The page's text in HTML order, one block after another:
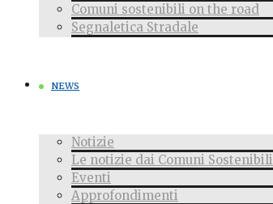
Comuni sostenibili on the road
Segnaletica Stradale
NEWS
Notizie
Le notizie dai Comuni Sostenibili
Eventi
Approfondimenti